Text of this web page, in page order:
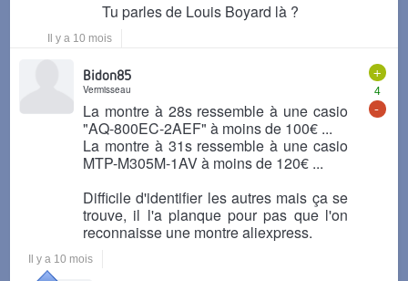
Tu parles de Louis Boyard là ?
Il y a 10 mois
+
4
-
Bidon85
Vermisseau
La montre à 28s ressemble à une casio
"AQ-800EC-2AEF" à moins de 100€ ...
La montre à 31s ressemble à une casio
MTP-M305M-1AV à moins de 120€ ...
Difficile d'identifier les autres mais ça se
trouve, il l'a planque pour pas que l'on
reconnaisse une montre aliexpress.
Il y a 10 mois